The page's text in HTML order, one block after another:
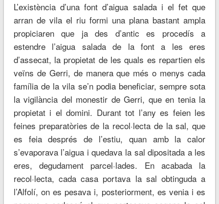
L’existència d’una font d’aigua salada i el fet que
arran de vila el riu formi una plana bastant ampla
propiciaren que ja des d’antic es procedís a
estendre l’aigua salada de la font a les eres
d’assecat, la propietat de les quals es repartien els
veïns de Gerri, de manera que més o menys cada
família de la vila se’n podia beneficiar, sempre sota
la vigilància del monestir de Gerri, que en tenia la
propietat i el domini. Durant tot l’any es feien les
feines preparatòries de la recol·lecta de la sal, que
es feia després de l’estiu, quan amb la calor
s’evaporava l’aigua i quedava la sal dipositada a les
eres, degudament parcel·lades. En acabada la
recol·lecta, cada casa portava la sal obtinguda a
l’Alfolí, on es pesava i, posteriorment, es venia i es